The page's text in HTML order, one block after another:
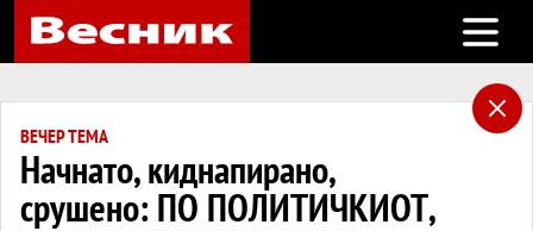
Open
ВЕЧЕР ТЕМА
Начнато, киднапирано,
срушено: ПО ПОЛИТИЧКИОТ,